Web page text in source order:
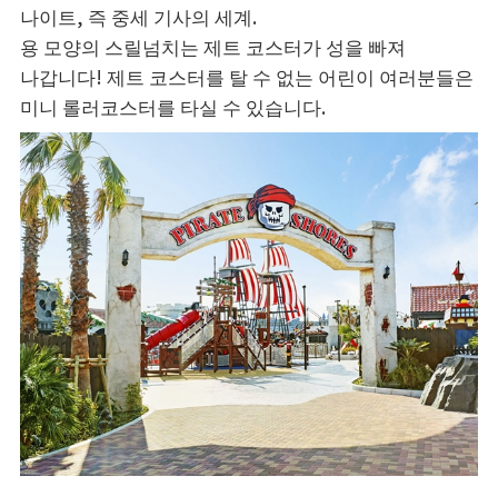
나이트, 즉 중세 기사의 세계.
용 모양의 스릴넘치는 제트 코스터가 성을 빠져
나갑니다! 제트 코스터를 탈 수 없는 어린이 여러분들은
미니 롤러코스터를 타실 수 있습니다.